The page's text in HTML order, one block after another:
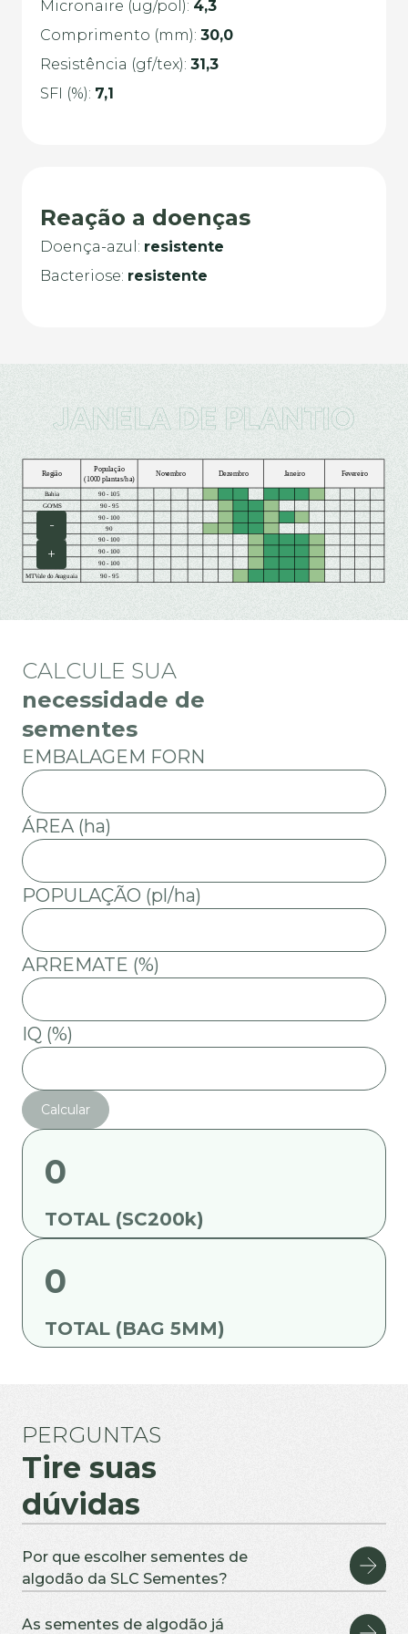
Micronaire (ug/pol): 4,3
Comprimento (mm): 30,0
Resistência (gf/tex): 31,3
SFI (%): 7,1
Reação a doenças
Doença-azul : resistente
Bacteriose: resistente
-
+
CALCULE SUA
necessidade de
sementes
EMBALAGEM FORN
ÁREA (ha)
POPULAÇÃO (pl/ha)
ARREMATE (%)
IQ (%)
Calcular
0
TOTAL (SC200k)
0
TOTAL (BAG 5MM)
PERGUNTAS
Tire suas
dúvidas
Por que escolher sementes de
algodão da SLC Sementes?
Grosso e na Bahia, garantindo pureza varietal, vigor e
As sementes de algodão já